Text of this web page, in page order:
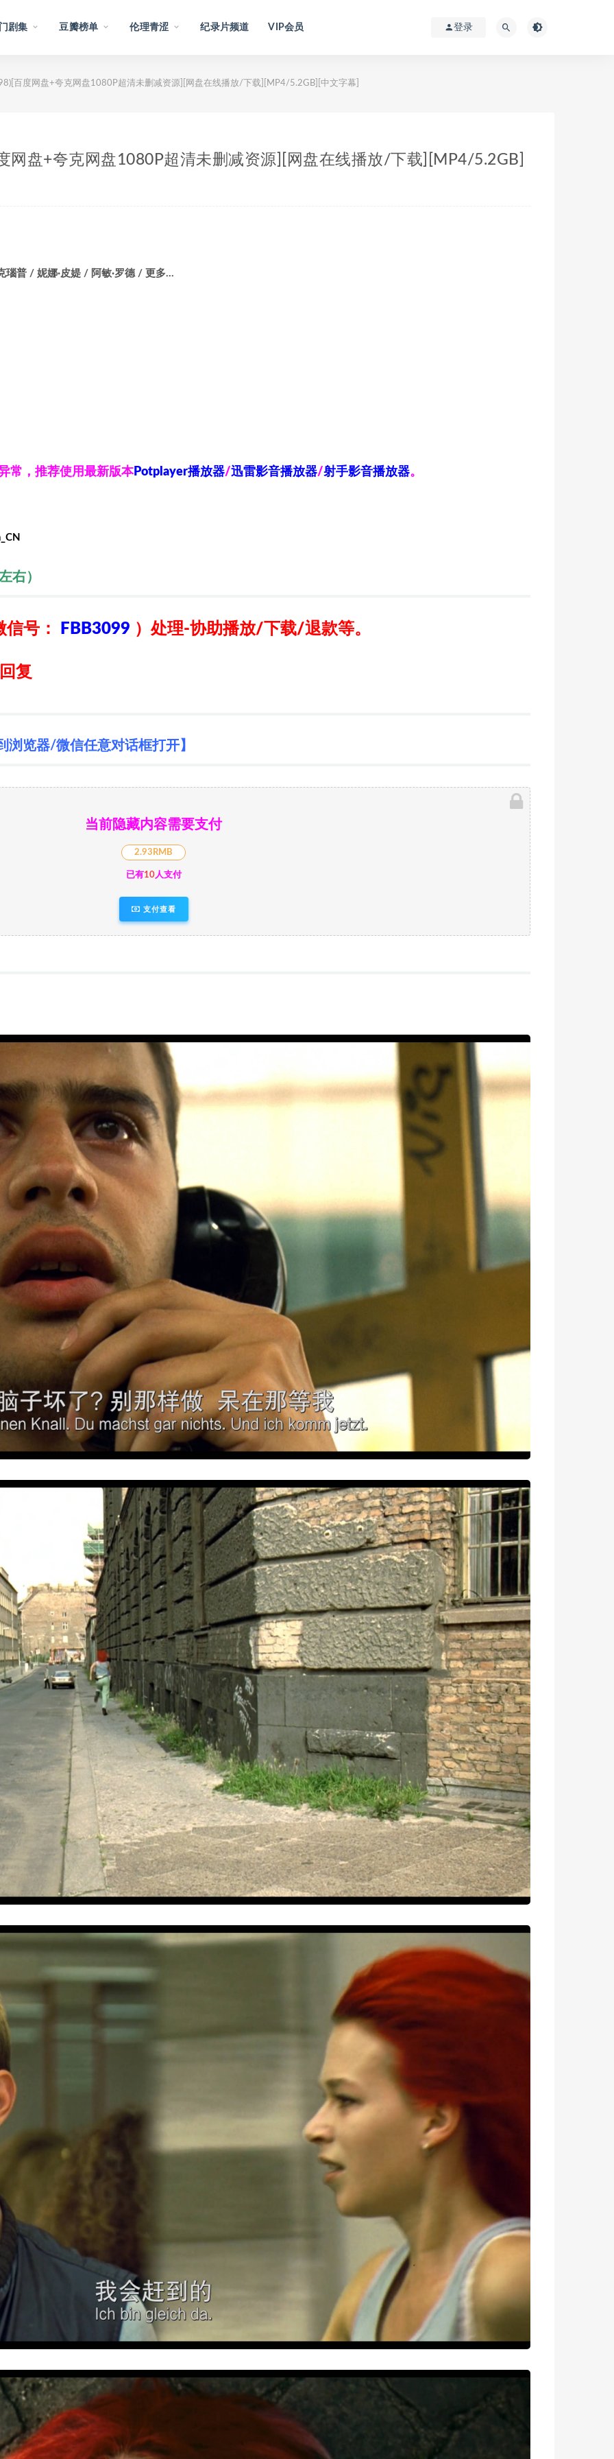
剧集 豆瓣榜单 伦理青涩 纪录片频道 VIP会员 登录
百度网盘+夸克网盘1080P超清未删减资源][网盘在线播放/下载][MP4/5.2GB][中文字幕]
网盘+夸克网盘1080P超清未删减资源][网盘在线播放/下载][MP4/5.2GB]
瑙普 / 妮娜·皮媞 / 阿敏·罗德 / 更多…
常，推荐使用最新版本Potplayer播放器/迅雷影音播放器/射手影音播放器。
右）
信号： FBB3099 ） 处理-协助播放/下载/退款等。
复
览器/微信任意对话框打开】
当前隐藏内容需要支付
2.93RMB
已有10人支付
支付查看